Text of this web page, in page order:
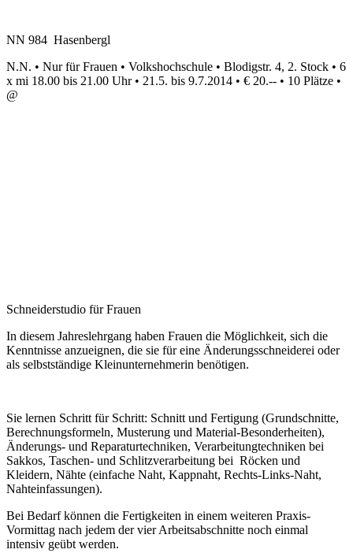
NN 984 Hasenbergl
N.N. • Nur für Frauen • Volkshochschule • Blodigstr. 4, 2. Stock • 6
x mi 18.00 bis 21.00 Uhr • 21.5. bis 9.7.2014 • € 20.-- • 10 Plätze •
@
Schneiderstudio für Frauen
In diesem Jahreslehrgang haben Frauen die Möglichkeit, sich die
Kenntnisse anzueignen, die sie für eine Änderungsschneiderei oder
als selbstständige Kleinunternehmerin benötigen.
Sie lernen Schritt für Schritt: Schnitt und Fertigung (Grundschnitte,
Berechnungsformeln, Musterung und Material-Besonderheiten),
Änderungs- und Reparaturtechniken, Verarbeitungtechniken bei
Sakkos, Taschen- und Schlitzverarbeitung bei Röcken und
Kleidern, Nähte (einfache Naht, Kappnaht, Rechts-Links-Naht,
Nahteinfassungen).
Bei Bedarf können die Fertigkeiten in einem weiteren Praxis-
Vormittag nach jedem der vier Arbeitsabschnitte noch einmal
intensiv geübt werden.